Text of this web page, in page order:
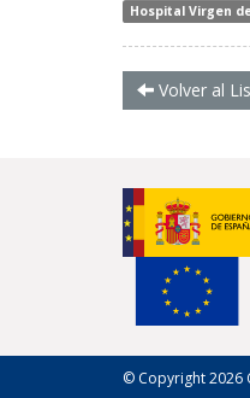
Hospital Virgen
Volver al
© Copyright 2026